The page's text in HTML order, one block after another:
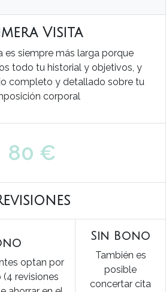
Visita
es siempre más larga porque
todo tu historial y objetivos, y
completo y detallado sobre tu
corporal
80 €
optan por
revisiones
Sin Bono
También es
posible
concertar cita